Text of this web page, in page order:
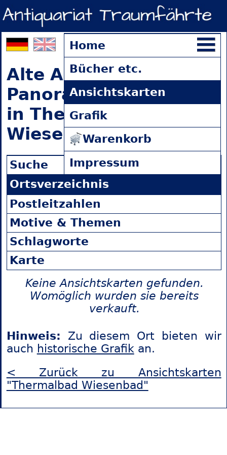
Home
Bücher etc.
Ansichtskarten
Grafik
Warenkorb
Impressum
Alte Ansichtskarten
Panorama Wiesenbad
in Thermalbad
Wiesenbad(0 Einträge)
Suche
Ortsverzeichnis
Postleitzahlen
Motive & Themen
Schlagworte
Karte
Keine Ansichtskarten gefunden.
Womöglich wurden sie bereits
verkauft.
Hinweis: Zu diesem Ort bieten wir
auch historische Grafikan.
< Zurück zu Ansichtskarten
"Thermalbad Wiesenbad"